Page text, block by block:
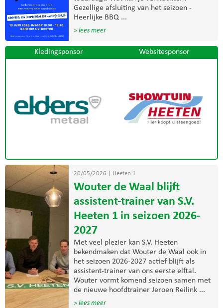
Gezellige afsluiting van het seizoen -
Heerlijke BBQ ...
> lees meer
Kledingsponsor Websitesponsor
20/05/2026 Heeten 1
Wouter de Waal blijft
assistent-trainer van S.V.
Heeten 1 in seizoen 2026-
2027
Met veel plezier kan S.V. Heeten
bekendmaken dat Wouter de Waal ook in
het seizoen 2026-2027 actief blijft als
assistent-trainer van ons eerste elftal.
Wouter vormt komend seizoen samen met
de nieuwe hoofdtrainer Jeroen Reilink ...
> lees meer